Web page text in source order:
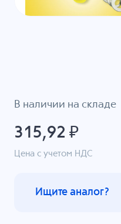
В наличии на складе
315,92 ₽
Цена с учетом НДС
Ищите аналог?